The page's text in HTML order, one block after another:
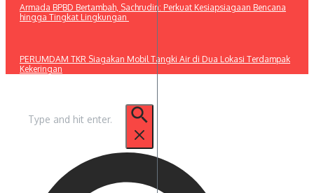
Armada BPBD Bertambah, Sachrudin: Perkuat Kesiapsiagaan Bencana
hingga Tingkat Lingkungan
PERUMDAM TKR Siagakan Mobil Tangki Air di Dua Lokasi Terdampak
Kekeringan
untuk: